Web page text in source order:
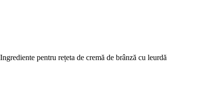
Ingrediente pentru rețeta de cremă de brânză cu leurdă